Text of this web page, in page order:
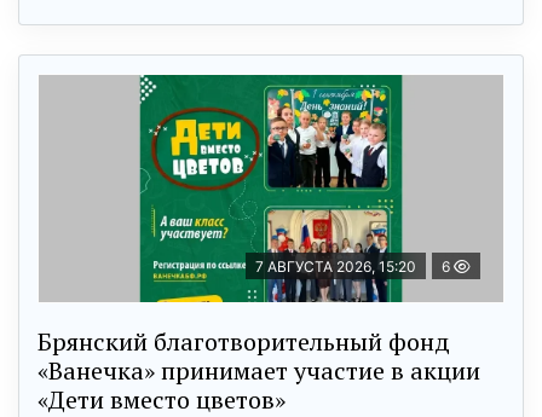
7 АВГУСТА 2026, 15:20 6
Брянский благотворительный фонд
«Ванечка» принимает участие в акции
«Дети вместо цветов»